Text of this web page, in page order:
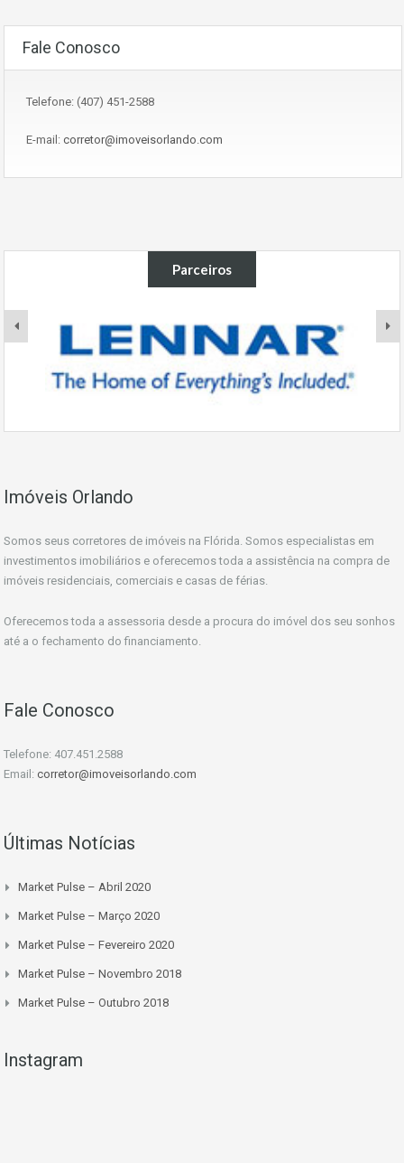
Fale Conosco
Telefone: (407) 451-2588
E-mail: corretor@imoveisorlando.com
Parceiros
Imóveis Orlando
Somos seus corretores de imóveis na Flórida. Somos especialistas em
investimentos imobiliários e oferecemos toda a assistência na compra de
imóveis residenciais, comerciais e casas de férias.
Oferecemos toda a assessoria desde a procura do imóvel dos seu sonhos
até a o fechamento do financiamento.
Fale Conosco
Telefone: 407.451.2588
Email: corretor@imoveisorlando.com
Últimas Notícias
Market Pulse – Abril 2020
Market Pulse – Março 2020
Market Pulse – Fevereiro 2020
Market Pulse – Novembro 2018
Market Pulse – Outubro 2018
Instagram